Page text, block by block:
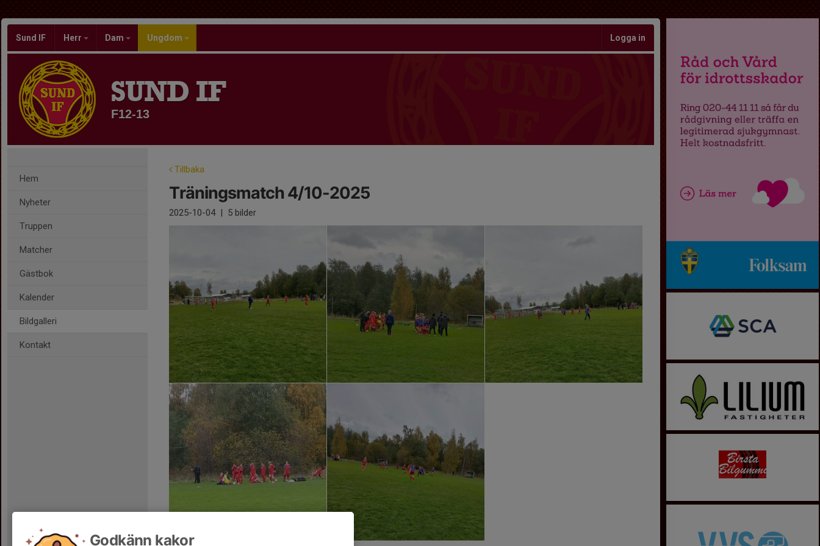
Sund IF Herr Dam Ungdom Logga in
SUND IF
F12-13
Hem
Nyheter
Truppen
Matcher
Gästbok
Kalender
Bildgalleri
Kontakt
Tillbaka
Träningsmatch 4/10-2025
2025-10-04 | 5 bilder
Godkänn kakor